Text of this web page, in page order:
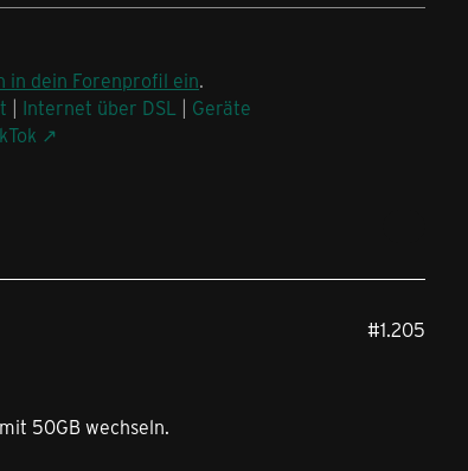
in dein Forenprofil ein.
| Internet über DSL | Geräte
#1.205
50GB wechseln.